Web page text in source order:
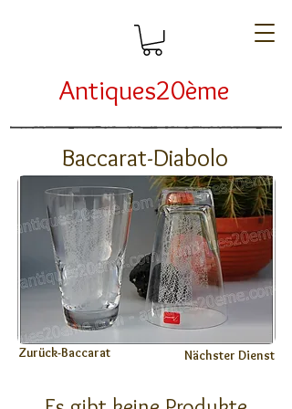
Antiques20ème
Baccarat-Diabolo
Zurück-Baccarat Nächster Dienst